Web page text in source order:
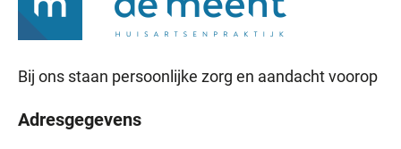
Bij ons staan persoonlijke zorg en aandacht voorop
Adresgegevens